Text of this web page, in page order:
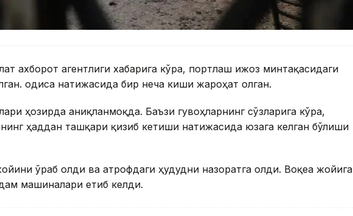
ахборот агентлиги хабарига кўра, портлаш Ҳижоз минтақасидаги
Ҳодиса натижасида бир неча киши жароҳат олган.
ҳозирда аниқланмоқда. Баъзи гувоҳларнинг сўзларига кўра,
ҳаддан ташқари қизиб кетиши натижасида юзага келган бўлиши
ўраб олди ва атрофдаги ҳудудни назоратга олди. Воқеа жойига
машиналари етиб келди.